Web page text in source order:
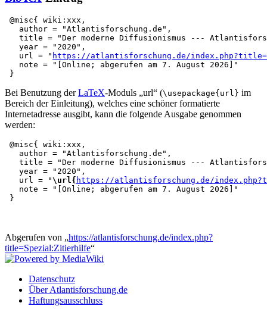
@misc{ wiki:xxx,
   author = "Atlantisforschung.de",
title = "Der moderne Diffusionismus ---
   year = "2020",
   url = "
https://atlantisforschung.de/
   note = "[Online; abgerufen am 7. August 2026]"
Bei Benutzung derLaTeX-Moduls „url“ (\usepackage{url} im
Bereich der Einleitung), welches eine schöner formatierte
Internetadresse ausgibt, kann die folgende Ausgabe genommen
werden:
@misc{ wiki:xxx,
   author = "Atlantisforschung.de",
title = "Der moderne Diffusionismus ---
   year = "2020",
   url = "
\url{ https://atlantisforschung.de/
   note = "[Online; abgerufen am 7. August 2026]"
Abgerufen von „https://atlantisforschung.de/index.php?
title=Spezial:Zitierhilfe“
Datenschutz
Über Atlantisforschung.de
Haftungsausschluss